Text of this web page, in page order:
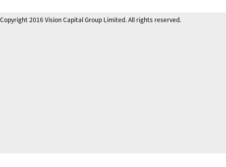
Copyright 2016 Vision Capital Group Limited. All rights reserved.